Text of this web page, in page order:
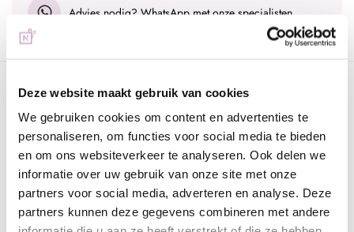
Deze website maakt gebruik van cookies
We gebruiken cookies om content en advertenties te
personaliseren, om functies voor social media te bieden
en om ons websiteverkeer te analyseren. Ook delen we
informatie over uw gebruik van onze site met onze
partners voor social media, adverteren en analyse. Deze
partners kunnen deze gegevens combineren met andere
Advies nodig? WhatsApp met onze specialisten
Omschrijving
Pro and go No Wipe NW08 Grijs Blauw
De naam zegt al voldoende; deze design gel is no wipe. Dat
betekend dat de gel na uitharden meteen klaar is en geen
topcoat nodig heeft of gecleansd hoeft te worden. Deze gel is
verkrijgbaar in verschillende mooie kleuren. Met de pro and go
kun je een kunstnagel voorzien van een mooie kleur maar je